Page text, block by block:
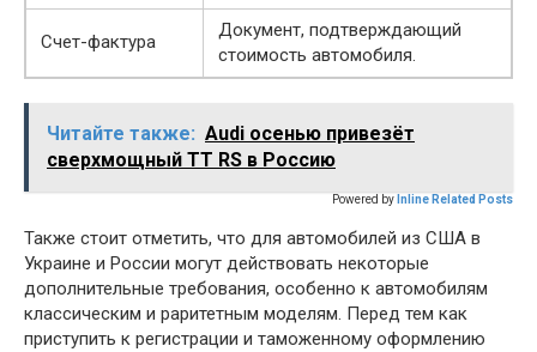
Счет-фактура
Документ, подтверждающий
стоимость автомобиля.
Читайте также: Audi осенью привезёт
сверхмощный TT RS в Россию
Powered by Inline Related Posts
Также стоит отметить, что для автомобилей из США в
Украине и России могут действовать некоторые
дополнительные требования, особенно к автомобилям
классическим и раритетным моделям. Перед тем как
приступить к регистрации и таможенному оформлению